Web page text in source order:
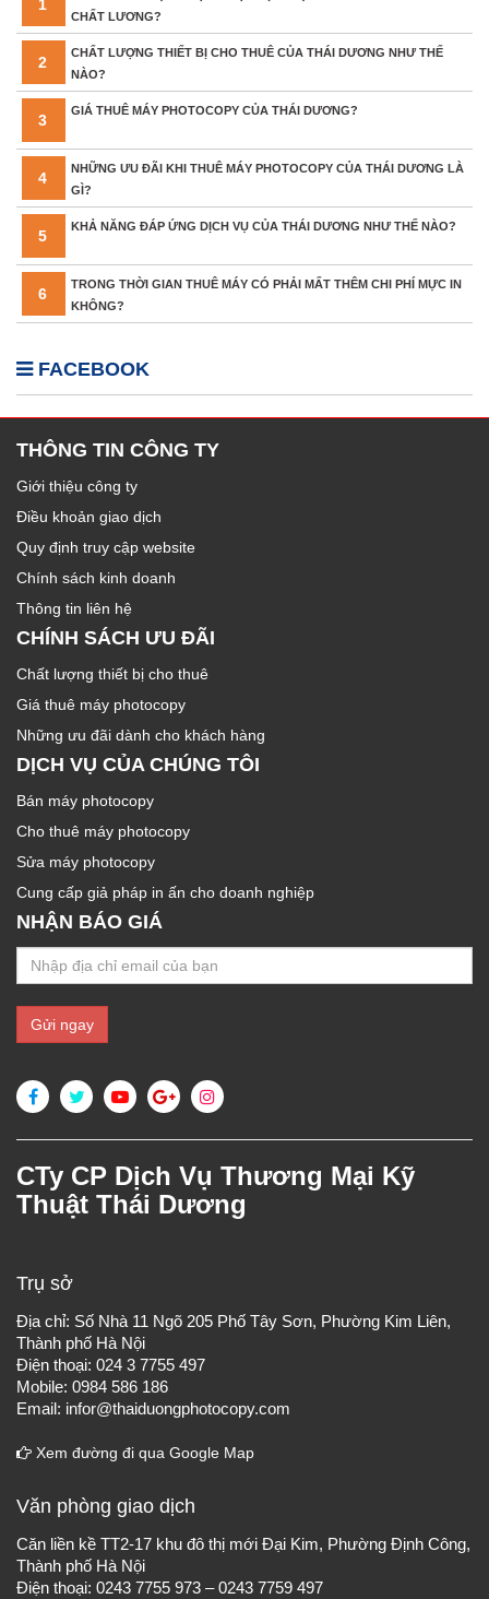
1
CHẤT LƯƠNG?
2
CHẤT LƯỢNG THIẾT BỊ CHO THUÊ CỦA THÁI DƯƠNG NHƯ THẾ
NÀO?
3
GIÁ THUÊ MÁY PHOTOCOPY CỦA THÁI DƯƠNG?
4
NHỮNG ƯU ĐÃI KHI THUÊ MÁY PHOTOCOPY CỦA THÁI DƯƠNG LÀ
GÌ?
5
KHẢ NĂNG ĐÁP ỨNG DỊCH VỤ CỦA THÁI DƯƠNG NHƯ THẾ NÀO?
6
TRONG THỜI GIAN THUÊ MÁY CÓ PHẢI MẤT THÊM CHI PHÍ MỰC IN
KHÔNG?
FACEBOOK
THÔNG TIN CÔNG TY
Giới thiệu công ty
Điều khoản giao dịch
Quy định truy cập website
Chính sách kinh doanh
Thông tin liên hệ
CHÍNH SÁCH ƯU ĐÃI
Chất lượng thiết bị cho thuê
Giá thuê máy photocopy
Những ưu đãi dành cho khách hàng
DỊCH VỤ CỦA CHÚNG TÔI
Bán máy photocopy
Cho thuê máy photocopy
Sửa máy photocopy
Cung cấp giả pháp in ấn cho doanh nghiệp
NHẬN BÁO GIÁ
CTy CP Dịch Vụ Thương Mại Kỹ
Thuật Thái Dương
Trụ sở
Địa chỉ: Số Nhà 11 Ngõ 205 Phố Tây Sơn, Phường Kim Liên,
Thành phố Hà Nội
Điện thoại: 024 3 7755 497
Mobile: 0984 586 186
Email: infor@thaiduongphotocopy.com
Xem đường đi qua Google Map
Văn phòng giao dịch
Căn liền kề TT2-17 khu đô thị mới Đại Kim, Phường Định Công,
Thành phố Hà Nội
Điện thoại: 0243 7755 973 – 0243 7759 497